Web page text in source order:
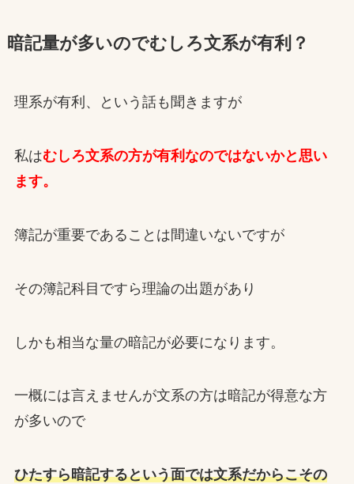
暗記量が多いのでむしろ文系が有利？
理系が有利、という話も聞きますが
私はむしろ文系の方が有利なのではないかと思い
ます。
簿記が重要であることは間違いないですが
その簿記科目ですら理論の出題があり
しかも相当な量の暗記が必要になります。
一概には言えませんが文系の方は暗記が得意な方
が多いので
ひたすら暗記するという面では文系だからこその